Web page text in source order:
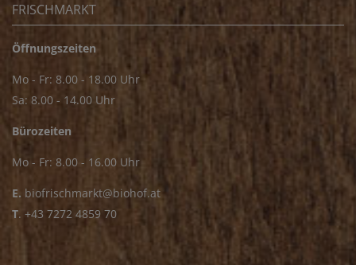
FRISCHMARKT
Öffnungszeiten
Mo - Fr: 8.00 - 18.00 Uhr
Sa: 8.00 - 14.00 Uhr
Bürozeiten
Mo - Fr: 8.00 - 16.00 Uhr
E. biofrischmarkt@biohof.at
T. +43 7272 4859 70